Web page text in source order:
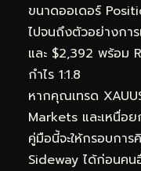
ขนาดออเดอร์
ไปจนถึงตัวอย่างกา
และ $2,392 พร้อม
กำไร 1:1.8
หากคุณเทรด
Markets และเหนื่อ
คู่มือนี้จะให้กรอบก
Sideway ได้ก่อนคน